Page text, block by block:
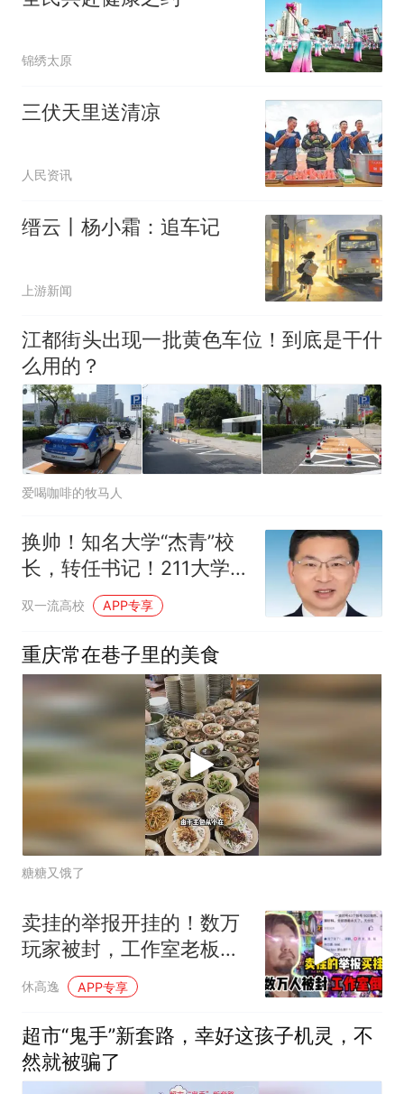
锦绣太原
三伏天里送清凉
人民资讯
缙云丨杨小霜：追车记
上游新闻
江都街头出现一批黄色车位！到底是干什
么用的？
爱喝咖啡的牧马人
换帅！知名大学“杰青”校
长，转任书记！211大学
副校长，接棒校长
双一流高校 APP专享
重庆常在巷子里的美食
糖糖又饿了
卖挂的举报开挂的！数万
玩家被封，工作室老板上
天台
休高逸 APP专享
超市“鬼手”新套路，幸好这孩子机灵，不
然就被骗了